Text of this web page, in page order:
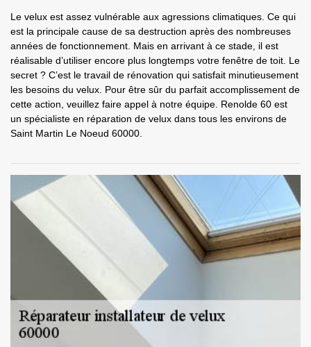
Le velux est assez vulnérable aux agressions climatiques. Ce qui
est la principale cause de sa destruction après des nombreuses
années de fonctionnement. Mais en arrivant à ce stade, il est
réalisable d’utiliser encore plus longtemps votre fenêtre de toit. Le
secret ? C’est le travail de rénovation qui satisfait minutieusement
les besoins du velux. Pour être sûr du parfait accomplissement de
cette action, veuillez faire appel à notre équipe. Renolde 60 est
un spécialiste en réparation de velux dans tous les environs de
Saint Martin Le Noeud 60000.